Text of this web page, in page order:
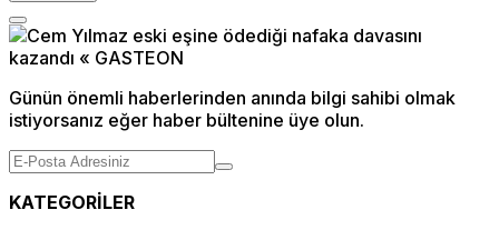
Günün önemli haberlerinden anında bilgi sahibi olmak
istiyorsanız eğer haber bültenine üye olun.
KATEGORİLER